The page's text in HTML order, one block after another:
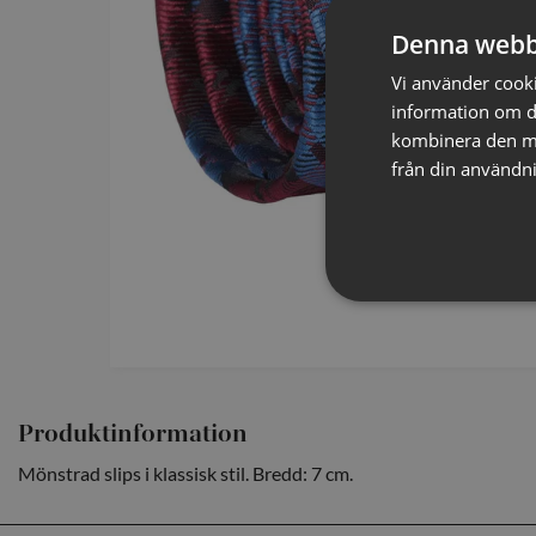
Produktinformation
Mönstrad slips i klassisk stil. Bredd: 7 cm.
Denna
Vi använder
information om
kombinera den
från din